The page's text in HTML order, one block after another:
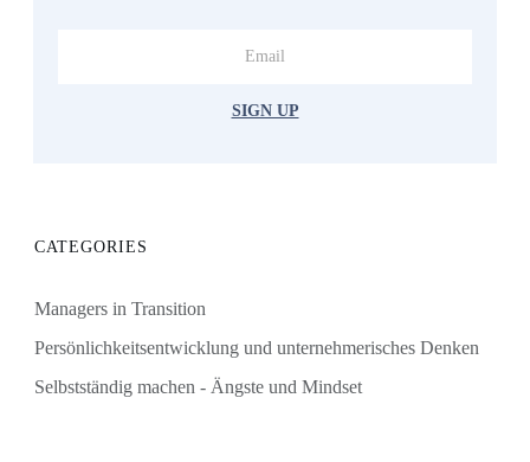
SIGN UP
CATEGORIES
Managers in Transition
Persönlichkeitsentwicklung und unternehmerisches Denken
Selbstständig machen - Ängste und Mindset